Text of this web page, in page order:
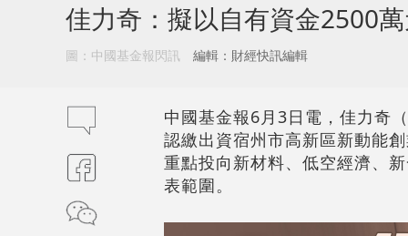
佳力奇：擬以自有資金2500
圖：中國基金報閃訊 編輯：財經快訊編輯
中國基金報6月3日電，佳力奇
認繳出資宿州市高新區新動能
重點投向新材料、低空經濟、
表範圍。